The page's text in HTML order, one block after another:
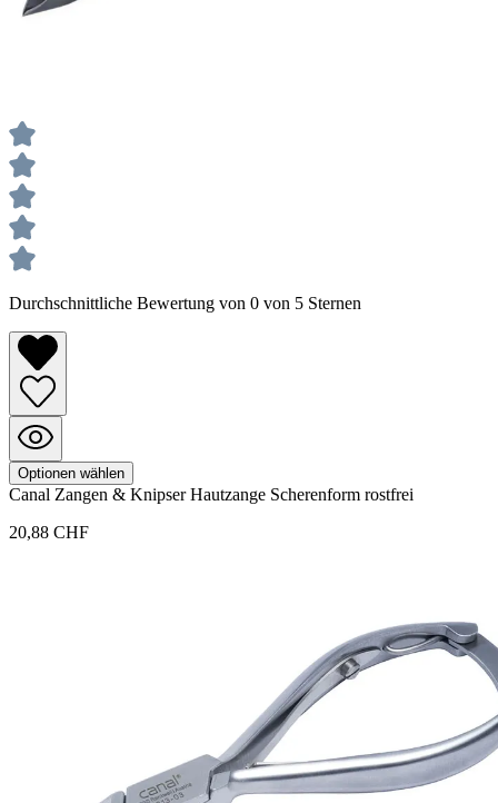
Durchschnittliche Bewertung von 0 von 5 Sternen
Optionen wählen
Canal Zangen & KnipserHautzange Scherenform rostfrei
20,88 CHF